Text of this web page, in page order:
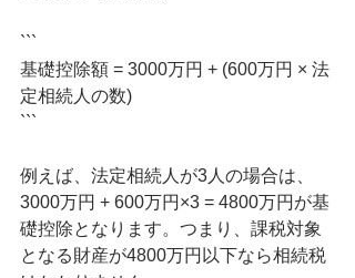
```
基礎控除額 = 3000万円 + (600万円 × 法
定相続人の数)
```
例えば、法定相続人が3人の場合は、
3000万円 + 600万円×3 = 4800万円が基
礎控除となります。つまり、課税対象
となる財産が4800万円以下なら相続税